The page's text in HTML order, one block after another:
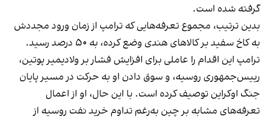
گرفته شده است.
بدین ترتیب، مجموع تعرفه‌هایی که ترامپ از زمان ورود مجددش
به کاخ سفید بر کالاهای هندی وضع کرده، به ۵۰ درصد رسید.
ترامپ این اقدام را عاملی برای افزایش فشار بر ولادیمیر پوتین،
رییس‌جمهوری روسیه، و سوق دادن او به حرکت در مسیر پایان
جنگ اوکراین توصیف کرده است. با این حال، او از اعمال
تعرفه‌های مشابه بر چین به‌رغم تداوم خرید نفت روسیه از